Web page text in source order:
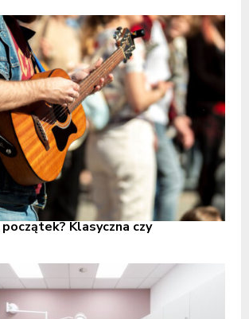
Klasyczna czy